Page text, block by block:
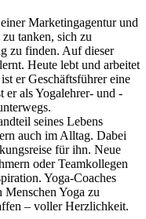
Marketingagentur und
tanken, sich zu
zu finden. Auf dieser
Heute lebt und arbeitet
er Geschäftsführer eine
er als Yogalehrer- und -
seines Lebens
auch im Alltag. Dabei
für ihn. Neue
oder Teamkollegen
Yoga-Coaches
Yoga zu
– voller Herzlichkeit.